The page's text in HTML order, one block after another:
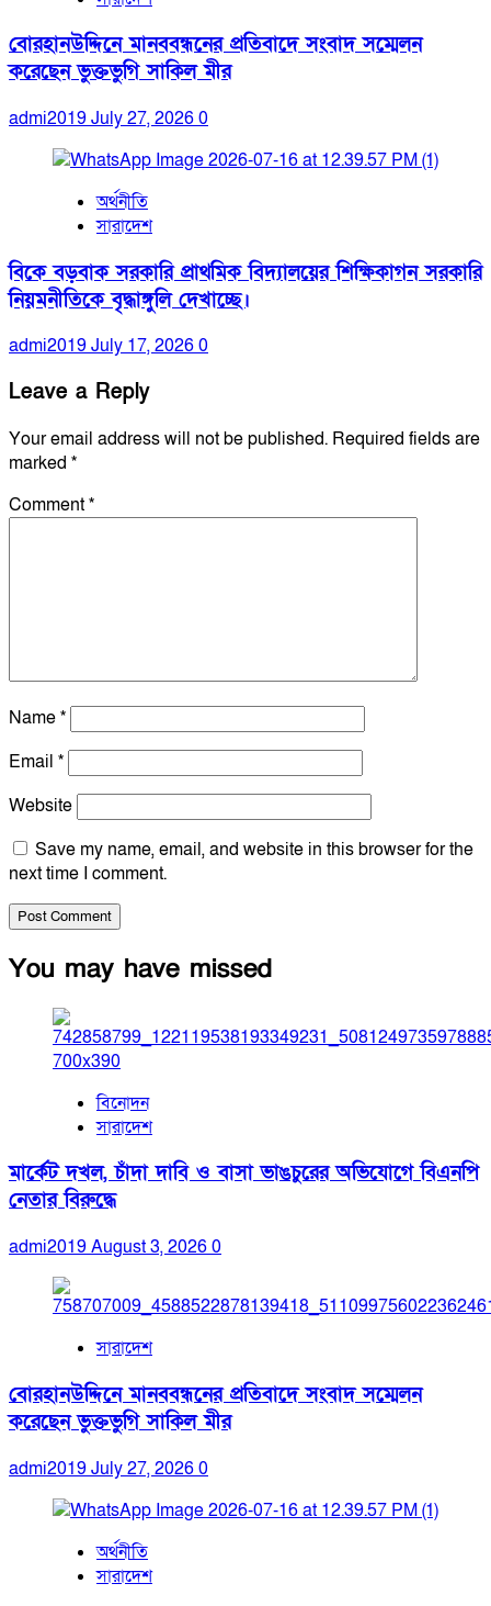
বোরহানউদ্দিনে মানববন্ধনের প্রতিবাদে সংবাদ সম্মেলন
করেছেন ভুক্তভুগি সাকিল মীর
admi2019July 27, 20260
অর্থনীতি
সারাদেশ
বিকে বড়বাক সরকারি প্রাথমিক বিদ্যালয়ের শিক্ষিকাগন সরকারি
নিয়মনীতিকে বৃদ্ধাঙ্গুলি দেখাচ্ছে।
admi2019July 17, 20260
Leave a Reply
Your email address will not be published. Required fields are
marked *
Comment*
Name*
Email *
Website
Save my name, email, and website in this browser for the
next time I comment.
You may have missed
বিনোদন
সারাদেশ
মার্কেট দখল, চাঁদা দাবি ও বাসা ভাঙচুরের অভিযোগে বিএনপি
নেতার বিরুদ্ধে
admi2019August 3, 20260
সারাদেশ
বোরহানউদ্দিনে মানববন্ধনের প্রতিবাদে সংবাদ সম্মেলন
করেছেন ভুক্তভুগি সাকিল মীর
admi2019July 27, 20260
অর্থনীতি
সারাদেশ